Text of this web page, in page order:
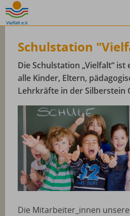
Schulstation
Die Schulstation „Vielfalt“
alle Kinder, Eltern,
Lehrkräfte in der Silberstein
Die Mitarbeiter_innen